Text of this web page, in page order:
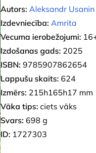
Autors: Aleksandr Usanin
Izdevniecība: Amrita
Vecuma ierobežojumi:
Izdošanas gads: 2025
ISBN: 9785907862654
Lappušu skaits: 624
Izmērs: 215h165h17 mm
Vāka tips: ciets vāks
Svars: 698 g
ID: 1727303